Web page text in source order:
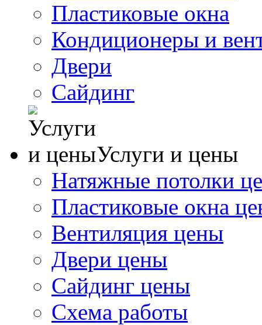
Пластиковые окна
Кондиционеры и
Двери
Сайдинг
Услуги и цены
Натяжные потолки
Пластиковые окна
Вентиляция цены
Двери цены
Сайдинг цены
Схема работы